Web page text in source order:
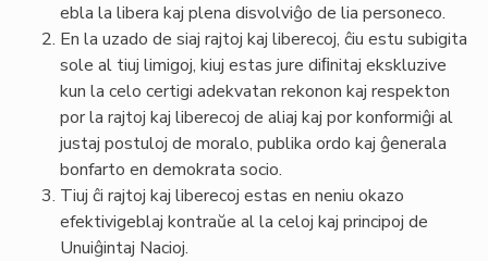
ebla la libera kaj plena disvolviĝo de lia personeco.
En la uzado de siaj rajtoj kaj liberecoj, ĉiu estu subigita
sole al tiuj limigoj, kiuj estas jure diﬁnitaj ekskluzive
kun la celo certigi adekvatan rekonon kaj respekton
por la rajtoj kaj liberecoj de aliaj kaj por konformiĝi al
justaj postuloj de moralo, publika ordo kaj ĝenerala
bonfarto en demokrata socio.
Tiuj ĉi rajtoj kaj liberecoj estas en neniu okazo
efektivigeblaj kontraŭe al la celoj kaj principoj de
Unuiĝintaj Nacioj.